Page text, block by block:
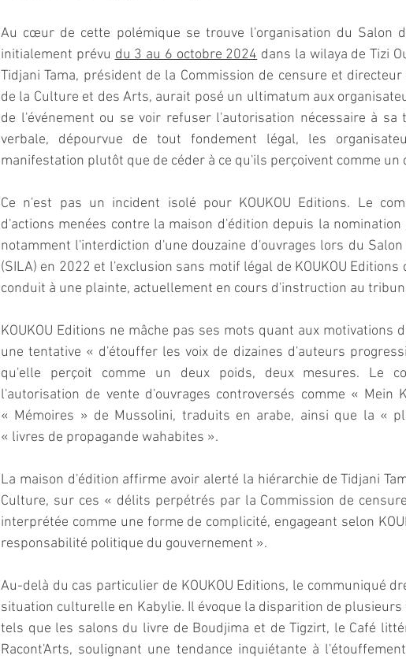
Au cœur de cette polémique se trouve l'organisation du Salon
initialement prévu du 3 au 6 octobre 2024 dans la wilaya de Tizi
Tidjani Tama, président de la Commission de censure et
de la Culture et des Arts, aurait posé un ultimatum aux
de l'événement ou se voir refuser l'autorisation nécessaire à sa
verbale, dépourvue de tout fondement légal, les
manifestation plutôt que de céder à ce qu'ils perçoivent comme
Ce n'est pas un incident isolé pour KOUKOU Editions. Le
d'actions menées contre la maison d'édition depuis la nomination
notamment l'interdiction d'une douzaine d'ouvrages lors du
(SILA) en 2022 et l'exclusion sans motif légal de KOUKOU
conduit à une plainte, actuellement en cours d'instruction au
KOUKOU Editions ne mâche pas ses mots quant aux motivations
une tentative « d'étouffer les voix de dizaines d'auteurs
qu'elle perçoit comme un deux poids, deux mesures. Le
l'autorisation de vente d'ouvrages controversés comme « Mein
« Mémoires » de Mussolini, traduits en arabe, ainsi que la «
« livres de propagande wahabites ».
La maison d'édition affirme avoir alerté la hiérarchie de Tidjani
Culture, sur ces « délits perpétrés par la Commission de
interprétée comme une forme de complicité, engageant selon
responsabilité politique du gouvernement ».
Au-delà du cas particulier de KOUKOU Editions, le communiqué
situation culturelle en Kabylie. Il évoque la disparition de
tels que les salons du livre de Boudjima et de Tigzirt, le Café
Racont'Arts, soulignant une tendance inquiétante à